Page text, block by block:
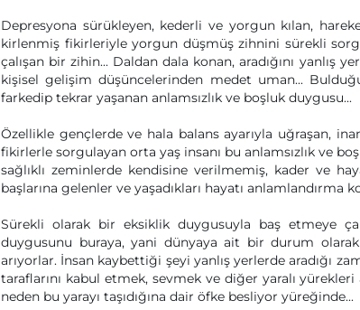
Depresyona sürükleyen, kederli ve yorgun kılan,
kirlenmiş fikirleriyle yorgun düşmüş zihnini sürekli
çalışan bir zihin... Daldan dala konan, aradığını yanlış
kişisel gelişim düşüncelerinden medet uman...
farkedip tekrar yaşanan anlamsızlık ve boşluk duygusu...
Özellikle gençlerde ve hala balans ayarıyla uğraşan,
fikirlerle sorgulayan orta yaş insanı bu anlamsızlık ve
sağlıklı zeminlerde kendisine verilmemiş, kader ve
başlarına gelenler ve yaşadıkları hayatı anlamlandırma
Sürekli olarak bir eksiklik duygusuyla baş etmeye
duygusunu buraya, yani dünyaya ait bir durum
arıyorlar. İnsan kaybettiği şeyi yanlış yerlerde aradığı
taraflarını kabul etmek, sevmek ve diğer yaralı
neden bu yarayı taşıdığına dair öfke besliyor yüreğinde...